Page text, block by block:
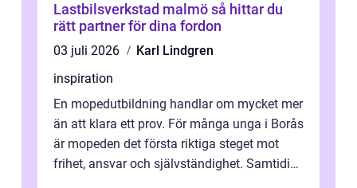
Lastbilsverkstad malmö så hittar du
rätt partner för dina fordon
03 juli 2026
Karl Lindgren
inspiration
En mopedutbildning handlar om mycket mer
än att klara ett prov. För många unga i Borås
är mopeden det första riktiga steget mot
frihet, ansvar och självständighet. Samtidigt